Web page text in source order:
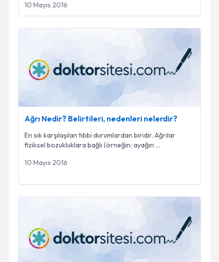
10 Mayıs 2016
Ağrı Nedir? Belirtileri, nedenleri nelerdir?
En sık karşılaşılan tıbbi durumlardan biridir. Ağrılar
fiziksel bozukluklara bağlı (örneğin; ayağın ...
10 Mayıs 2016